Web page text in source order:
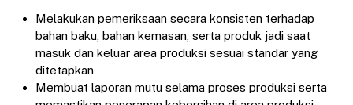
Melakukan pemeriksaan secara konsisten terhadap
bahan baku, bahan kemasan, serta produk jadi saat
masuk dan keluar area produksi sesuai standar yang
ditetapkan
Membuat laporan mutu selama proses produksi serta